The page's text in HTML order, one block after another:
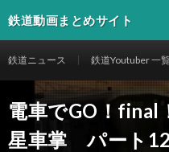
鉄道動画まとめサイト
鉄道ニュース 鉄道Youtuber 一
電車でGO！
星車掌 パート12